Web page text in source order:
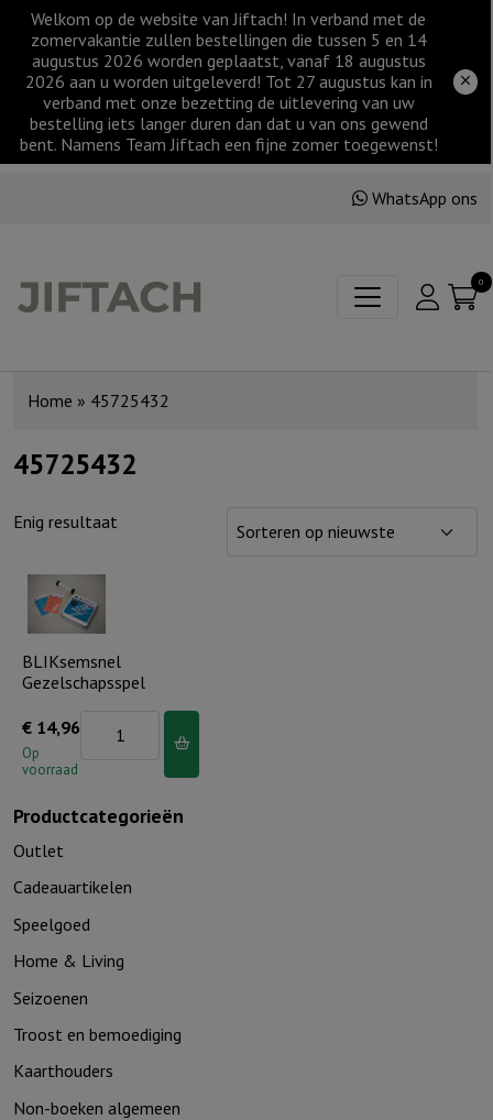
Welkom op de website van Jiftach! In verband met de
zomervakantie zullen bestellingen die tussen 5 en 14
augustus 2026 worden geplaatst, vanaf 18 augustus
2026 aan u worden uitgeleverd! Tot 27 augustus kan in
verband met onze bezetting de uitlevering van uw
bestelling iets langer duren dan dat u van ons gewend
bent. Namens Team Jiftach een fijne zomer toegewenst!
WhatsApp ons
0
Home » 45725432
45725432
Productcategorieën
Outlet
Cadeauartikelen
Speelgoed
Home & Living
Seizoenen
Troost en bemoediging
Kaarthouders
Non-boeken algemeen
Enig resultaat
BLIKsemsnel
Gezelschapsspel
€ 14,96
Op
voorraad
Gezelschapsspel